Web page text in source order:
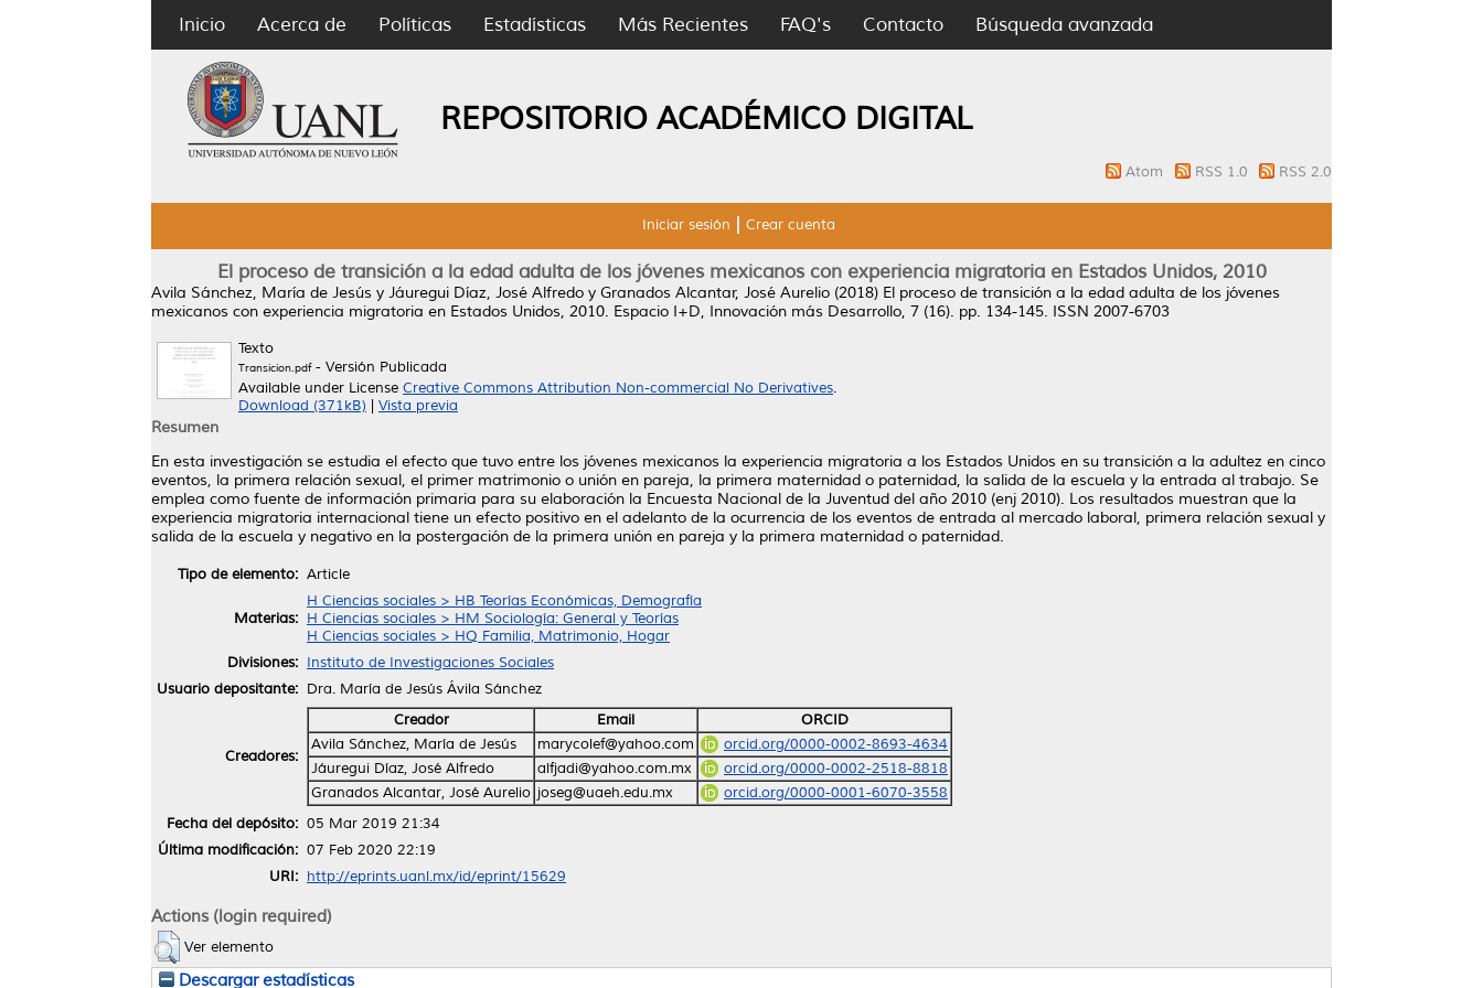
Inicio Acerca de Políticas Estadísticas Más Recientes FAQ's Contacto Búsqueda avanzada
REPOSITORIO ACADÉMICO DIGITAL
Atom RSS 1.0 RSS 2.0
Iniciar sesión Crear cuenta
El proceso de transición a la edad adulta de los jóvenes mexicanos con experiencia migratoria en Estados Unidos, 2010
Avila Sánchez, María de Jesús y Jáuregui Díaz, José Alfredo y Granados Alcantar, José Aurelio (2018) El proceso de transición a la edad adulta de los jóvenes
mexicanos con experiencia migratoria en Estados Unidos, 2010. Espacio I+D, Innovación más Desarrollo, 7 (16). pp. 134-145. ISSN 2007-6703
Texto
Transicion.pdf- Versión Publicada
Available under License Creative Commons Attribution Non-commercial No Derivatives.
Download (371kB)
Vista previa
Resumen
En esta investigación se estudia el efecto que tuvo entre los jóvenes mexicanos la experiencia migratoria a los Estados Unidos en su transición a la adultez en cinco
eventos, la primera relación sexual, el primer matrimonio o unión en pareja, la primera maternidad o paternidad, la salida de la escuela y la entrada al trabajo. Se
emplea como fuente de información primaria para su elaboración la Encuesta Nacional de la Juventud del año 2010 (enj 2010). Los resultados muestran que la
experiencia migratoria internacional tiene un efecto positivo en el adelanto de la ocurrencia de los eventos de entrada al mercado laboral, primera relación sexual y
salida de la escuela y negativo en la postergación de la primera unión en pareja y la primera maternidad o paternidad.
Tipo de elemento: Article
Materias:
H Ciencias sociales > HB Teorías Económicas, Demografía
H Ciencias sociales > HM Sociología: General y Teorías
H Ciencias sociales > HQ Familia, Matrimonio, Hogar
Divisiones: Instituto de Investigaciones Sociales
Usuario depositante: Dra. María de Jesús Ávila Sánchez
Creadores:
Creador Email
ORCID
Avila Sánchez, María de Jesús
marycolef@yahoo.com
orcid.org/0000-0002-8693-4634
Jáuregui Díaz, José Alfredo
alfjadi@yahoo.com.mx
orcid.org/0000-0002-2518-8818
Granados Alcantar, José Aurelio joseg@uaeh.edu.mx
orcid.org/0000-0001-6070-3558
Fecha del depósito: 05 Mar 2019 21:34
Última modificación: 07 Feb 2020 22:19
URI: http://eprints.uanl.mx/id/eprint/15629
Actions (login required)
Ver elemento
Descargar estadísticas